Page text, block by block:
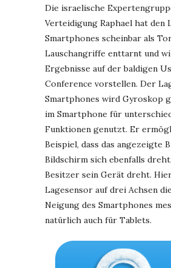
Die israelische
Verteidigung Raphael hat den
Smartphones scheinbar als
Lauschangriffe enttarnt und
Ergebnisse auf der baldigen
Conference vorstellen. Der
Smartphones wird Gyroskop
im Smartphone für
Funktionen genutzt. Er
Beispiel, dass das angezeigte
Bildschirm sich ebenfalls
Besitzer sein Gerät dreht.
Lagesensor auf drei Achsen
Neigung des Smartphones
natürlich auch für Tablets.